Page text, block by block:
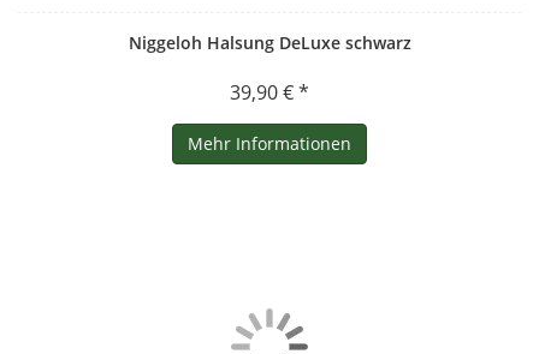
Niggeloh Halsung DeLuxe schwarz
39,90 € *
Mehr Informationen